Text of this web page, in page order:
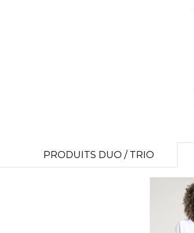
PRODUITS DUO / TRIO